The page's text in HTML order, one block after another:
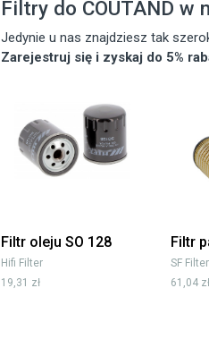
Filtry do COUTAND w
Jedynie u nas znajdziesz tak
Zarejestruj się i zyskaj do 5%
Filtr oleju SO 128
Hifi Filter
19,31 zł
Filtr
SF Filter
61,04 zł